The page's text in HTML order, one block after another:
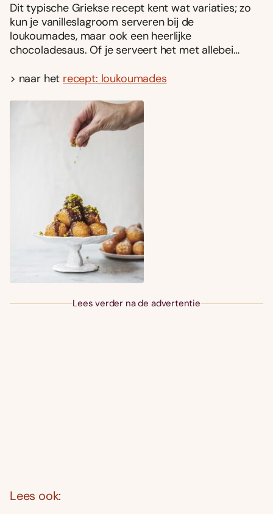
Dit typische Griekse recept kent wat variaties; zo
kun je vanilleslagroom serveren bij de
loukoumades, maar ook een heerlijke
chocoladesaus. Of je serveert het met allebei…
> naar het recept: loukoumades
Lees verder na de advertentie
Lees ook: